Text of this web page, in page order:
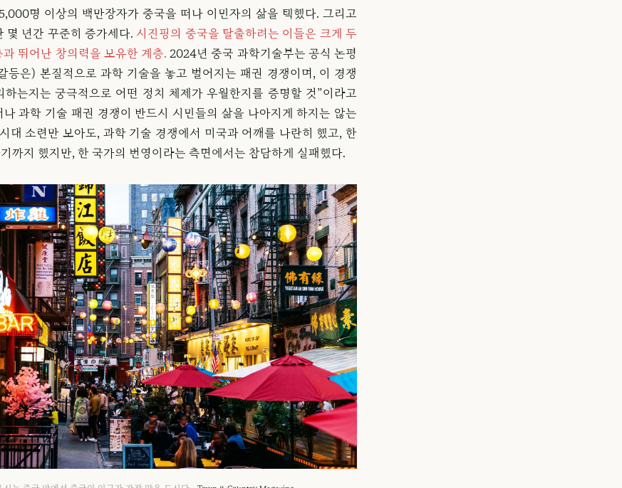
명 이상의 백만장자가 중국을 떠나 이민자의 삶을 택했다. 그리고
몇 년간 꾸준히 증가세다. 시진핑의 중국을 탈출하려는 이들은 크게 두
뛰어난 창의력을 보유한 계층.
2024년 중국 과학기술부는 공식 논평
등은) 본질적으로 과학 기술을 놓고 벌어지는 패권 경쟁이며, 이 경쟁
하는지는 궁극적으로 어떤 정치 체제가 우월한지를 증명할 것”이라고
나 과학 기술 패권 경쟁이 반드시 시민들의 삶을 나아지게 하지는 않는
대 소련만 보아도, 과학 기술 경쟁에서 미국과 어깨를 나란히 했고, 한
까지 했지만, 한 국가의 번영이라는 측면에서는 참담하게 실패했다.